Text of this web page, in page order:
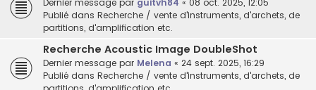
Dernier message par guitvh84 « 08 oct. 2025, 12:05
Publié dans Recherche / vente d'instruments, d'archets, de
partitions, d'amplification etc.
Recherche Acoustic Image DoubleShot
Dernier message par Melena « 24 sept. 2025, 16:29
Publié dans Recherche / vente d'instruments, d'archets, de